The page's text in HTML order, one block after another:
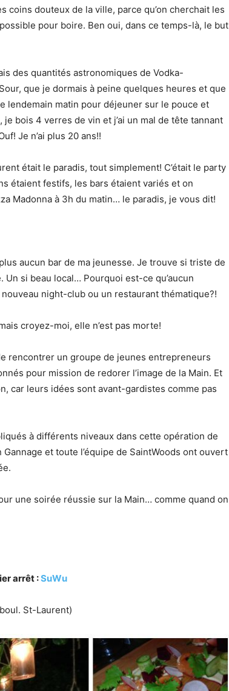
coins douteux de la ville, parce qu’on cherchait les
pour boire. Ben oui, dans ce temps-là, le but
des quantités astronomiques de Vodka-
que je dormais à peine quelques heures et que
lendemain matin pour déjeuner sur le pouce et
bois 4 verres de vin et j’ai un mal de tête tannant
Je n’ai plus 20 ans!!
était le paradis, tout simplement! C’était le party
étaient festifs, les bars étaient variés et on
Madonna à 3h du matin… le paradis, je vous dit!
aucun bar de ma jeunesse. Je trouve si triste de
si beau local… Pourquoi est-ce qu’aucun
night-club ou un restaurant thématique?!
croyez-moi, elle n’est pas morte!
rencontrer un groupe de jeunes entrepreneurs
pour mission de redorer l’image de la Main. Et
car leurs idées sont avant-gardistes comme pas
à différents niveaux dans cette opération de
et toute l’équipe de SaintWoods ont ouvert
une soirée réussie sur la Main… comme quand on
arrêt :SuWu
St-Laurent)